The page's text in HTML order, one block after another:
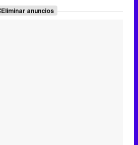
Eliminar anuncios